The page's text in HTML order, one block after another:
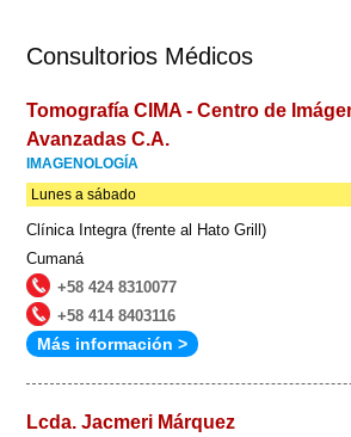
Consultorios Médicos
Tomografía CIMA - Centro de
Avanzadas C.A.
IMAGENOLOGÍA
Lunes a sábado
Clínica Integra (frente al Hato Grill)
Cumaná
+58 424 8310077
+58 414 8403116
Más información >
Lcda. Jacmeri Márquez